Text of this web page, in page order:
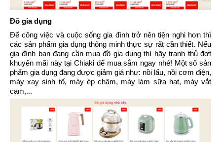
Đồ gia dụng
Để công việc và cuộc sống gia đình trở nên tiện nghi hơn thì
các sản phẩm gia dụng thông minh thực sự rất cần thiết. Nếu
gia đình bạn đang cần mua đồ gia dụng thì hãy tranh thủ đợt
khuyến mãi này tại Chiaki để mua sắm ngay nhé! Một số sản
phẩm gia dụng đang được giảm giá như: nồi lẩu, nồi cơm điện,
máy xay sinh tố, máy ép chậm, máy làm sữa hạt, máy vắt
cam,...